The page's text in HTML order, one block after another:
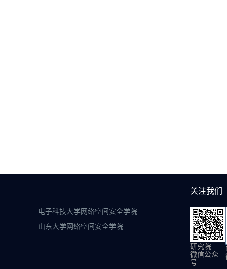
电子科技大学网络空间安全学院
山东大学网络空间安全学院
关注我们
研究院
微信公众
号